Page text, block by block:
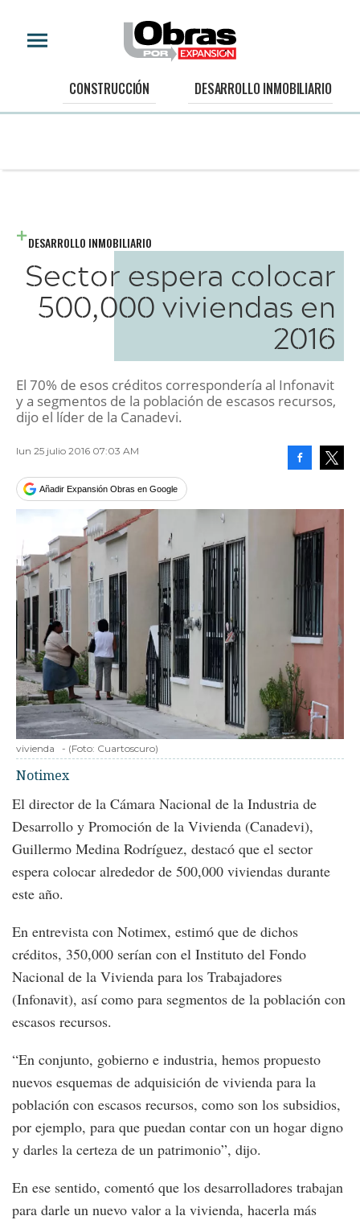
CONSTRUCCIÓN DESARROLLO INMOBILIARIO
DESARROLLO INMOBILIARIO
Sector espera colocar
500,000 viviendas en
2016
El 70% de esos créditos correspondería al Infonavit
y a segmentos de la población de escasos recursos,
dijo el líder de la Canadevi.
lun 25 julio 2016 07:03 AM
Añadir Expansión Obras en Google
vivienda - (Foto: Cuartoscuro)
Notimex
El director de la Cámara Nacional de la Industria de
Desarrollo y Promoción de la Vivienda (Canadevi),
Guillermo Medina Rodríguez, destacó que el sector
espera colocar alrededor de 500,000 viviendas durante
este año.
En entrevista con Notimex, estimó que de dichos
créditos, 350,000 serían con el Instituto del Fondo
Nacional de la Vivienda para los Trabajadores
(Infonavit), así como para segmentos de la población con
escasos recursos.
“En conjunto, gobierno e industria, hemos propuesto
nuevos esquemas de adquisición de vivienda para la
población con escasos recursos, como son los subsidios,
por ejemplo, para que puedan contar con un hogar digno
y darles la certeza de un patrimonio”, dijo.
En ese sentido, comentó que los desarrolladores trabajan
para darle un nuevo valor a la vivienda, hacerla más